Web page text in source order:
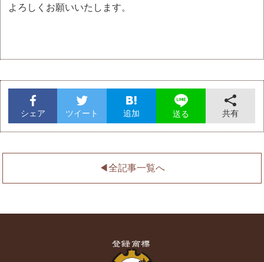
よろしくお願いいたします。
シェア ツイート 追加 送る 共有
◀︎全記事一覧へ